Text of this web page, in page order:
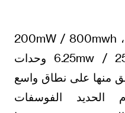
مجموع نطاق المشروع هو 200mW / 800mwh ،
32 مجموعات من 6.25mw / 25mwh وحدات
منها على نطاق واسع
الحديد الفوسفات